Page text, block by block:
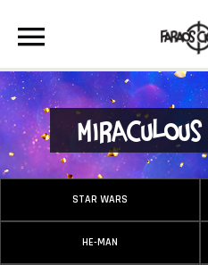
STAR WARS
HE-MAN